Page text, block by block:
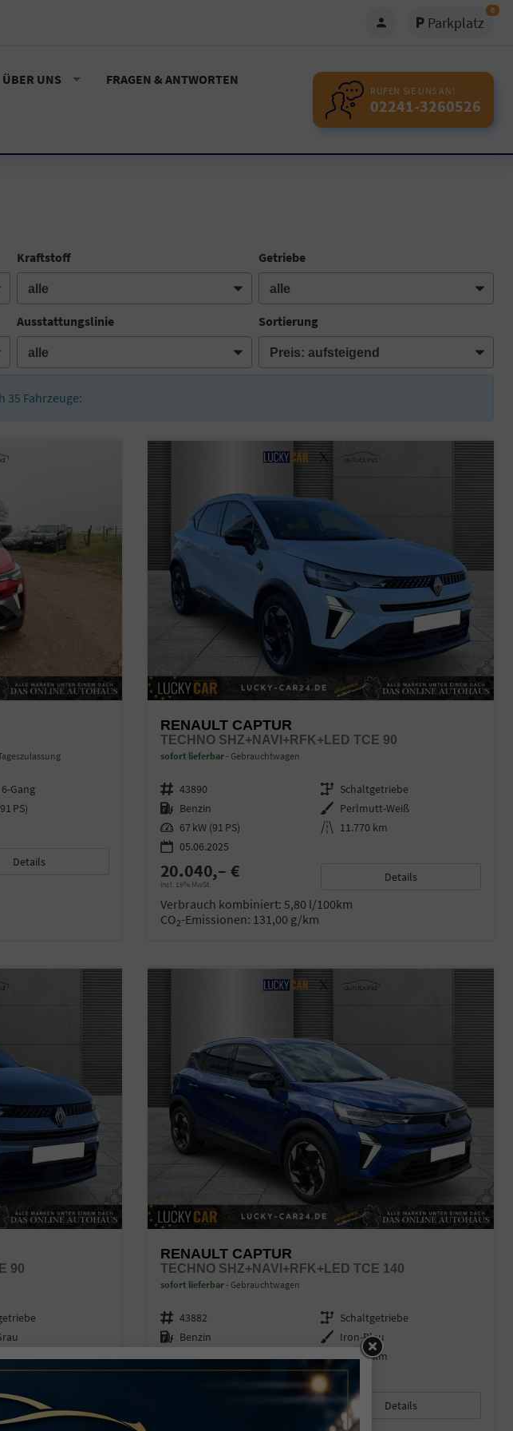
Parkplatz
0
ÜBER UNS FRAGEN & ANTWORTEN
RUFEN SIE UNS AN!
02241-3260526
Kraftstoff Getriebe
Ausstattungslinie Sortierung
35 Fahrzeuge:
Gang
PS)
Details
RENAULT CAPTUR
TECHNO SHZ+NAVI+RFK+LED TCE 90
sofort lieferbar Gebrauchtwagen
Fahrzeugnr. 43890 Getriebe Schaltgetriebe
Kraftstoff Benzin Außenfarbe Perlmutt-Weiß
Leistung 67 kW (91 PS) Kilometerstand 11.770 km
05.06.2025
20.040,– €
incl. 19% MwSt.
Details
Verbrauch kombiniert: 5,80 l/100km
CO2-Emissionen: 131,00 g/km
90
Details
RENAULT CAPTUR
TECHNO SHZ+NAVI+RFK+LED TCE 140
sofort lieferbar Gebrauchtwagen
Fahrzeugnr. 43882 Getriebe Schaltgetriebe
Kraftstoff Benzin Außenfarbe Iron-Blau
Leistung 103 kW (140 PS) Kilometerstand12.930 km
27.06.2025
Details